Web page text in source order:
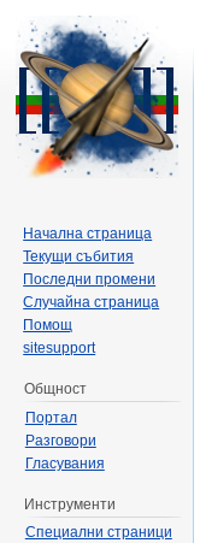
Начална страница
Текущи събития
Последни промени
Случайна страница
Помощ
sitesupport
Общност
Портал
Разговори
Гласувания
Инструменти
Специални страници